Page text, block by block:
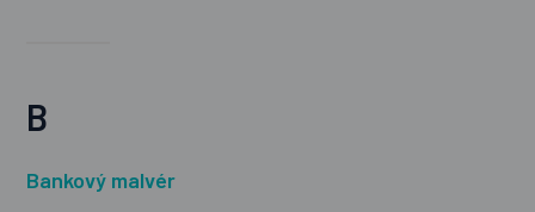
B
Bankový malvér